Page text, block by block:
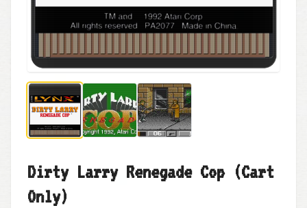
Dirty Larry Renegade Cop (Cart
Only)